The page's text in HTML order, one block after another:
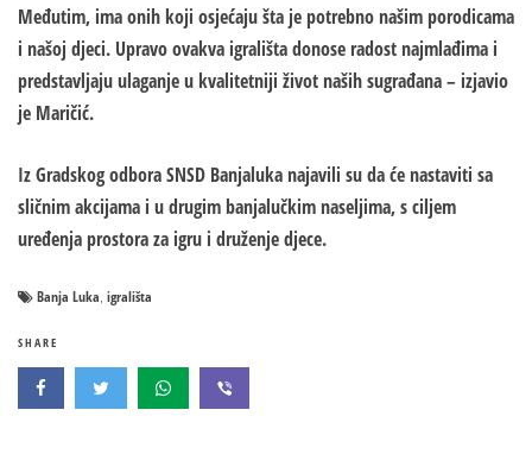
Međutim, ima onih koji osjećaju šta je potrebno našim porodicama
i našoj djeci. Upravo ovakva igrališta donose radost najmlađima i
predstavljaju ulaganje u kvalitetniji život naših sugrađana – izjavio
je Maričić.
Iz Gradskog odbora SNSD Banjaluka najavili su da će nastaviti sa
sličnim akcijama i u drugim banjalučkim naseljima, s ciljem
uređenja prostora za igru i druženje djece.
Banja Luka, igrališta
SHARE